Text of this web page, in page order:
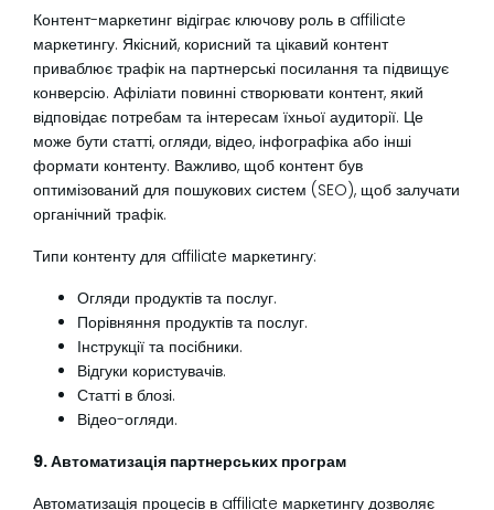
Контент-маркетинг відіграє ключову роль в affiliate
маркетингу. Якісний, корисний та цікавий контент
приваблює трафік на партнерські посилання та підвищує
конверсію. Афіліати повинні створювати контент, який
відповідає потребам та інтересам їхньої аудиторії. Це
може бути статті, огляди, відео, інфографіка або інші
формати контенту. Важливо, щоб контент був
оптимізований для пошукових систем (SEO), щоб залучати
органічний трафік.
Типи контенту для affiliate маркетингу:
Огляди продуктів та послуг.
Порівняння продуктів та послуг.
Інструкції та посібники.
Відгуки користувачів.
Статті в блозі.
Відео-огляди.
9. Автоматизація партнерських програм
Автоматизація процесів в affiliate маркетингу дозволяє